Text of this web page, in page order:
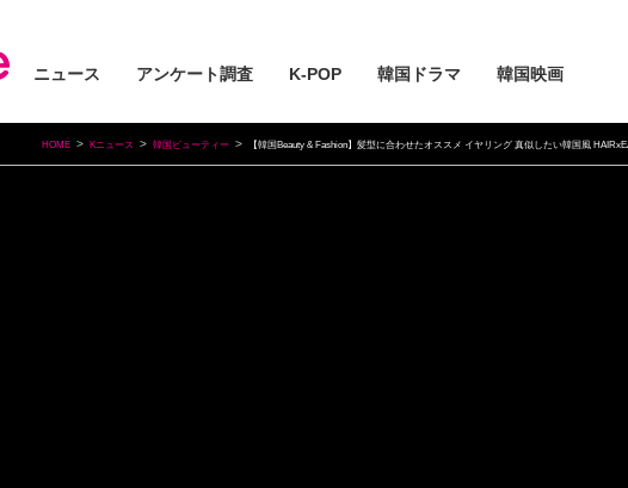
ニュース アンケート調査 K-POP 韓国ドラマ 韓国映画
HOME Kニュース 韓国ビューティー 【韓国Beauty & Fashion】髪型に合わせたオススメ イヤリング 真似したい韓国風